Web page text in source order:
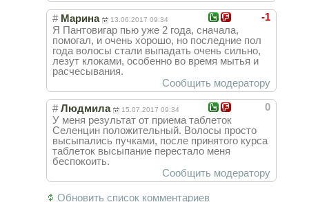
-1
# Марина 13.06.2017 09:34
Я Пантовигар пью уже 2 года, сначала,
помогал, и очень хорошо, но последние пол
года волосы стали выпадать очень сильно,
лезут клоками, особенно во время мытья и
расчесывания.
Сообщить модератору
0
# Людмила 15.07.2017 09:34
У меня результат от приема таблеток
Селенцин положительный. Волосы просто
высыпались пучками, после принятого курса
таблеток высыпание перестало меня
беспокоить.
Сообщить модератору
Обновить список комментариев